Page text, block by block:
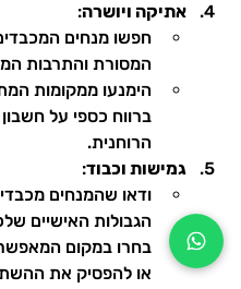
אתיקה ויושרה:
חפשו מנחים
המסורת והתרבות
הימנעו ממקומות
ברווח כספי על חשבון
הרוחנית.
גמישות וכבוד:
ודאו שהמנחים
הגבולות האישיים
בחרו במקום
או להפסיק את